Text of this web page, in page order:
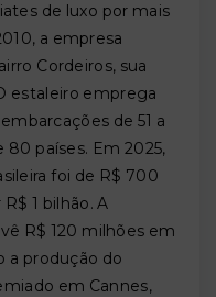
de luxo por mais
a empresa
Cordeiros, sua
estaleiro emprega
de 51 a
80 países. Em 2025,
foi de R$ 700
1 bilhão. A
R$ 120 milhões em
a produção do
em Cannes,